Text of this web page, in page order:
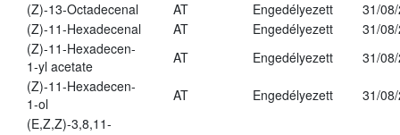
(Z)-13-Octadecenal
AT Engedélyezett
31/
(Z)-11-Hexadecenal
AT Engedélyezett
31/
(Z)-11-Hexadecen-
1-yl acetate
AT Engedélyezett
31/
(Z)-11-Hexadecen-
1-ol
AT Engedélyezett
31/
(E,Z,Z)-3,8,11-